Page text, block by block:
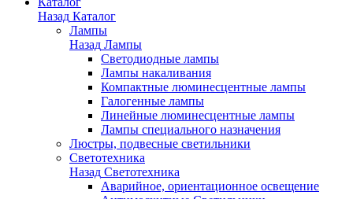
Назад Каталог
Лампы
Назад Лампы
Светодиодные лампы
Лампы накаливания
Компактные люминесцентные лампы
Галогенные лампы
Линейные люминесцентные лампы
Лампы специального назначения
Люстры, подвесные светильники
Светотехника
Назад Светотехника
Аварийное, ориентационное освещение